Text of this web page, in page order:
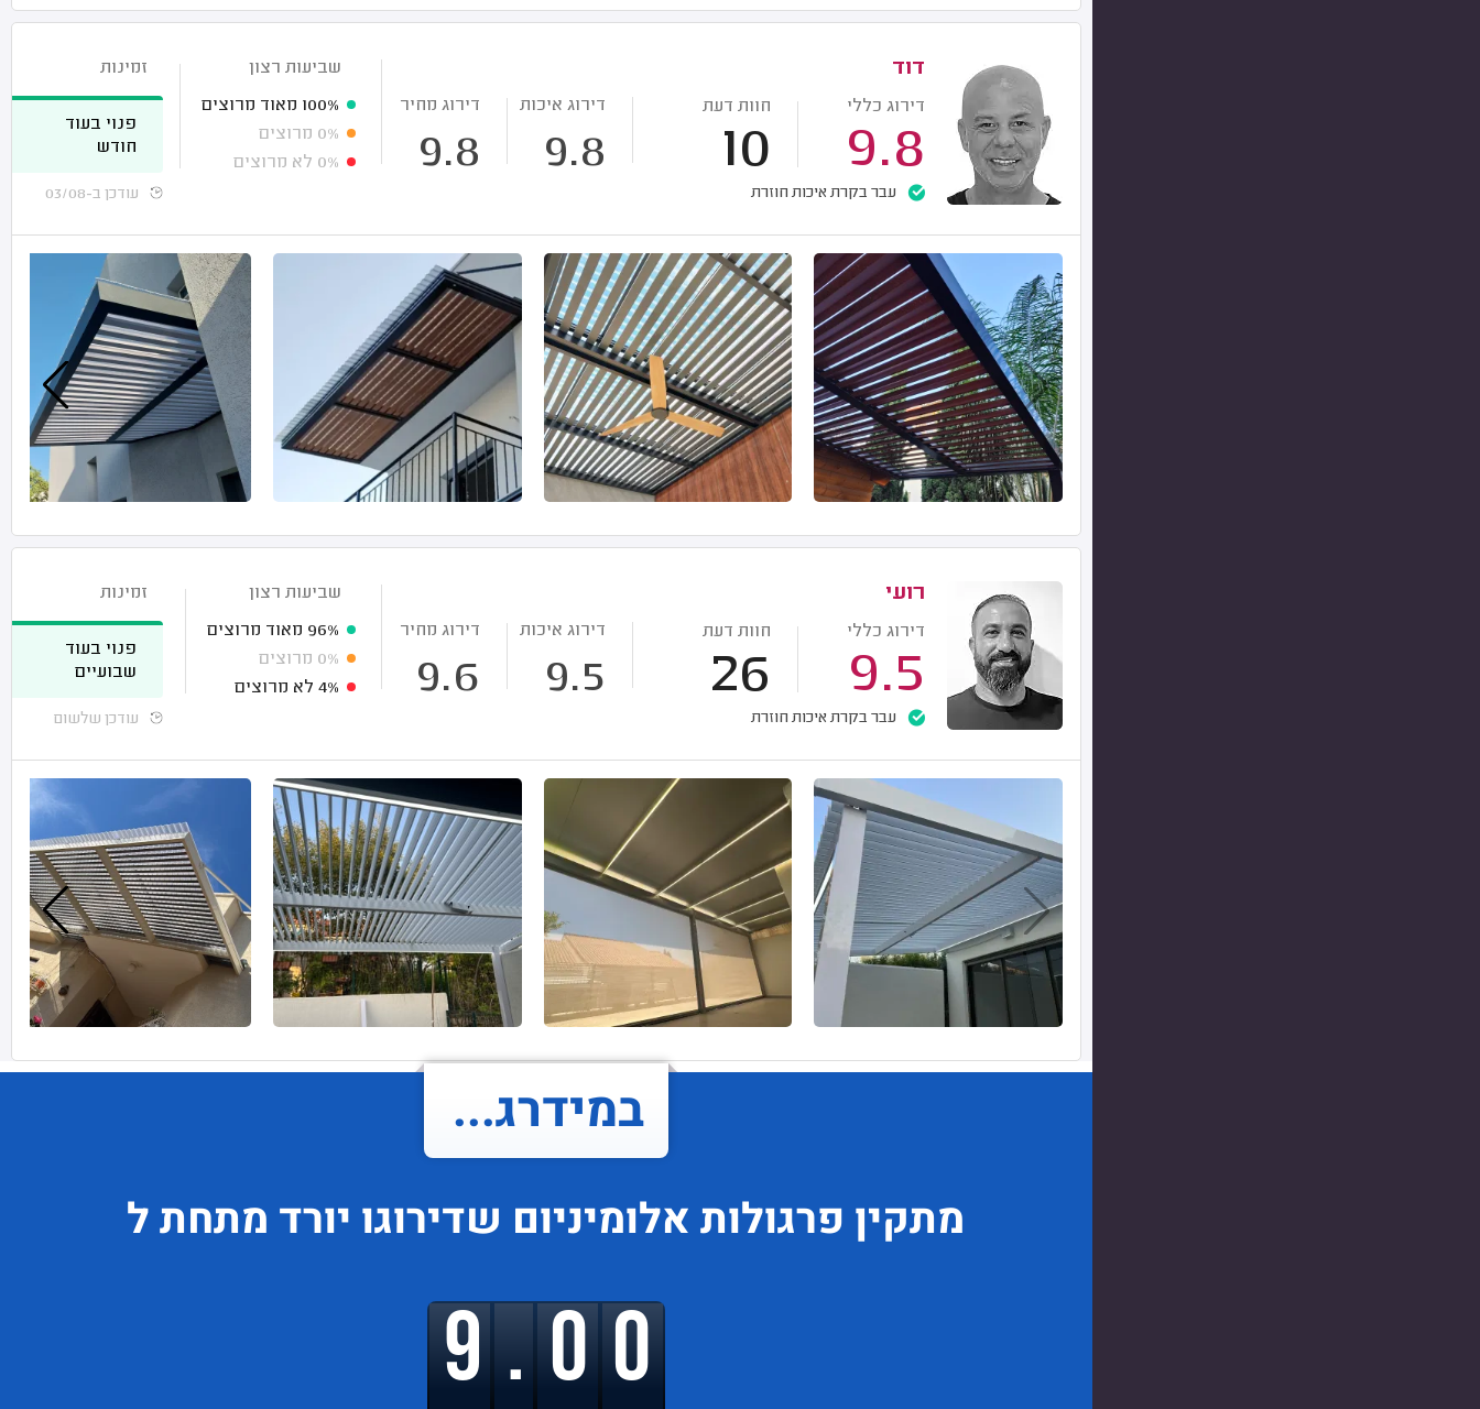
דוד
דירוג כללי
9.8
חוות דעת
10
דירוג איכות
9.8
דירוג מחיר
9.8
עבר בקרת איכות חוזרת
שביעות רצון
100% מאוד מרוצים
0% מרוצים
0% לא מרוצים
זמינות
פנוי בעוד
חודש
עודכן ב-03/08
רועי
דירוג כללי
9.5
חוות דעת
26
דירוג איכות
9.5
דירוג מחיר
9.6
עבר בקרת איכות חוזרת
שביעות רצון
96% מאוד מרוצים
0% מרוצים
4% לא מרוצים
זמינות
פנוי בעוד
שבועיים
עודכן שלשום
במידרג...
מתקין פרגולות אלומיניום שדירוגו יורד מתחת ל
9.00